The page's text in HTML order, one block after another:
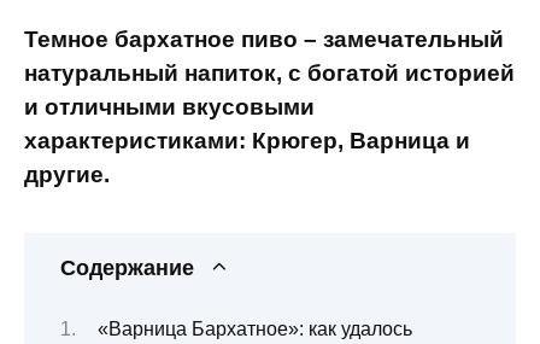
Темное бархатное пиво – замечательный
натуральный напиток, с богатой историей
и отличными вкусовыми
характеристиками: Крюгер, Варница и
другие.
Содержание
«Варница Бархатное»: как удалось